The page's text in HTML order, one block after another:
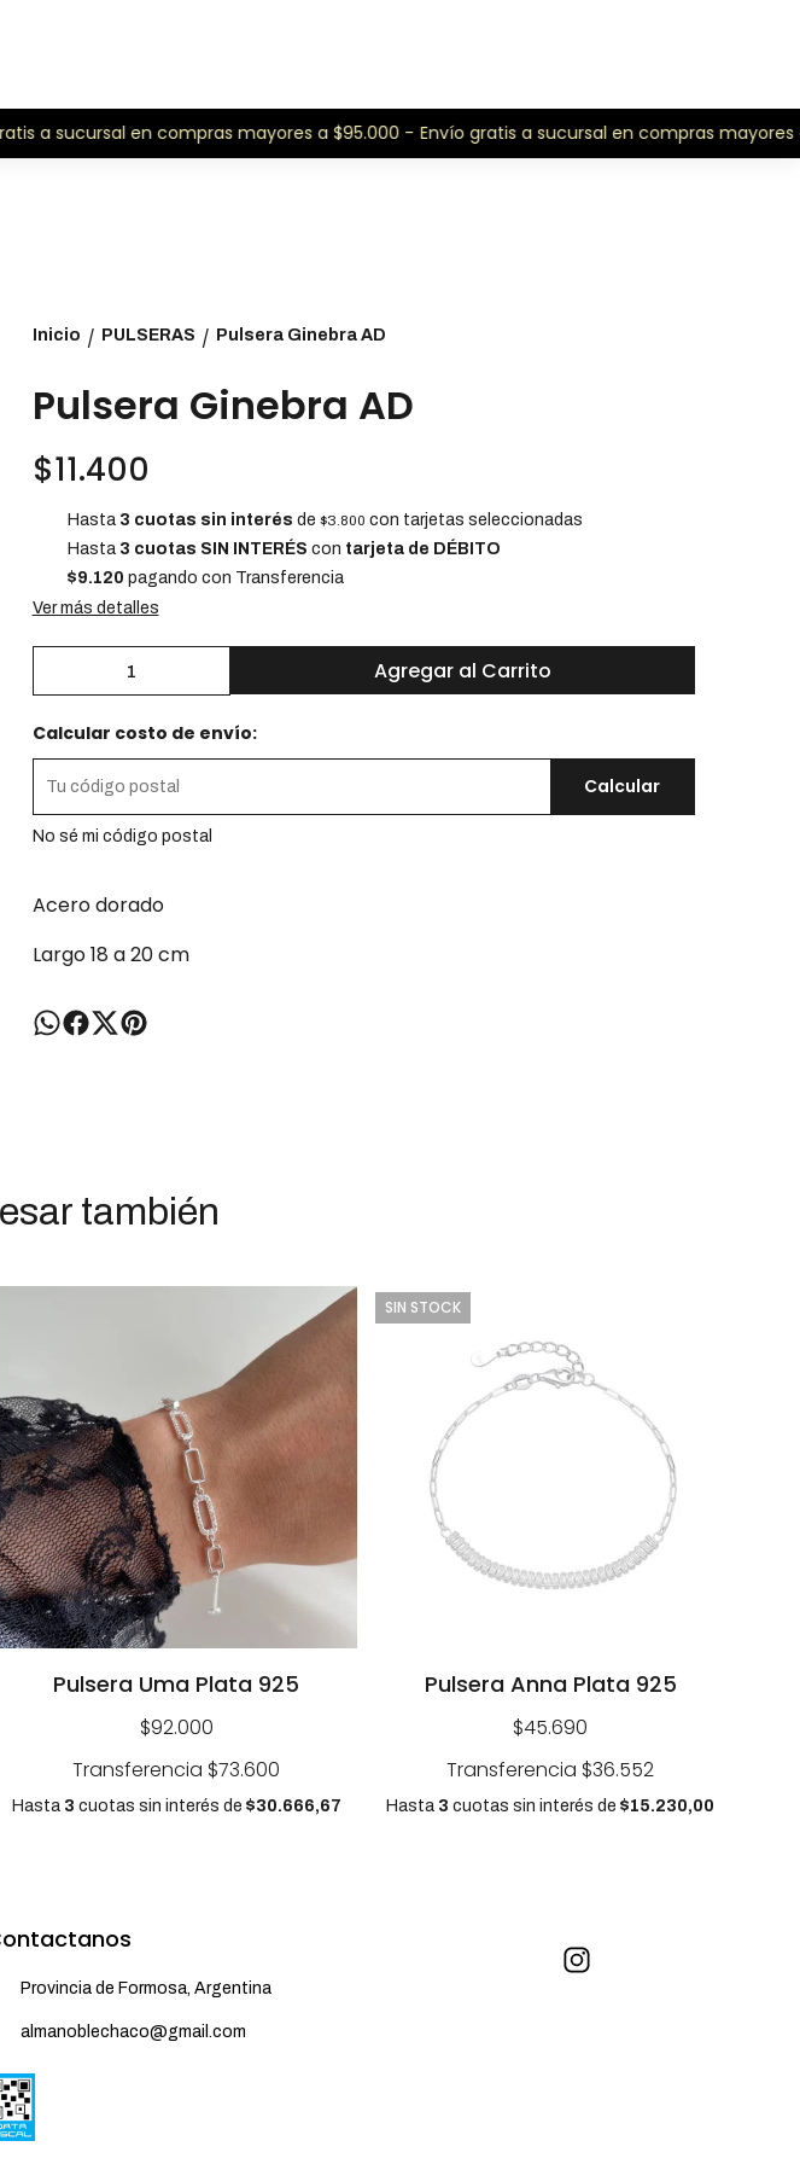
a sucursal en compras mayores a $95.000 - Envío gratis a sucursal en compras mayores a
Inicio / PULSERAS / Pulsera Ginebra AD
Pulsera Ginebra AD
$11.400
Hasta 3 cuotas sin interés de $3.800 con tarjetas seleccionadas
Hasta 3 cuotas SIN INTERÉS con tarjeta de DÉBITO
$9.120 pagando con Transferencia
Ver más detalles
Agregar al Carrito
Calcular costo de envío:
Calcular
No sé mi código postal
Acero dorado
Largo 18 a 20 cm
también
Pulsera Uma Plata 925
$92.000
Transferencia $73.600
Hasta 3 cuotas sin interés de $30.666,67
SIN STOCK
Pulsera Anna Plata 925
$45.690
Transferencia $36.552
Hasta 3 cuotas sin interés de $15.230,00
Provincia de Formosa, Argentina
almanoblechaco@gmail.com